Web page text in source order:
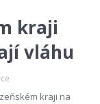
kraji
vláhu
kraji na